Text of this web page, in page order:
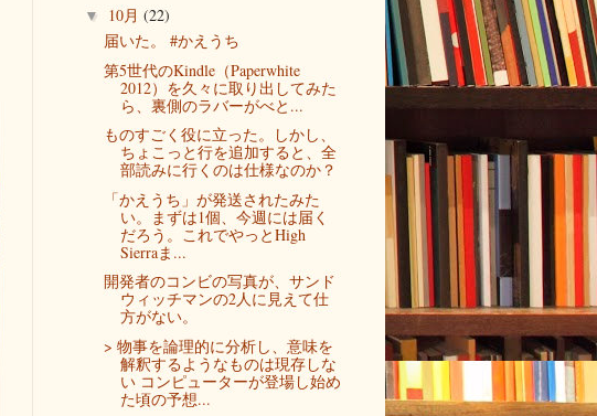
▼ 10月 (22)
届いた。 #かえうち
第5世代のKindle（Paperwhite
2012）を久々に取り出してみた
ら、裏側のラバーがべと...
ものすごく役に立った。しかし、
ちょこっと行を追加すると、全
部読みに行くのは仕様なのか？
「かえうち」が発送されたみた
い。まずは1個、今週には届く
だろう。これでやっとHigh
Sierraま...
開発者のコンビの写真が、サンド
ウィッチマンの2人に見えて仕
方がない。
> 物事を論理的に分析し、意味を
解釈するようなものは現存しな
い コンピューターが登場し始め
た頃の予想...